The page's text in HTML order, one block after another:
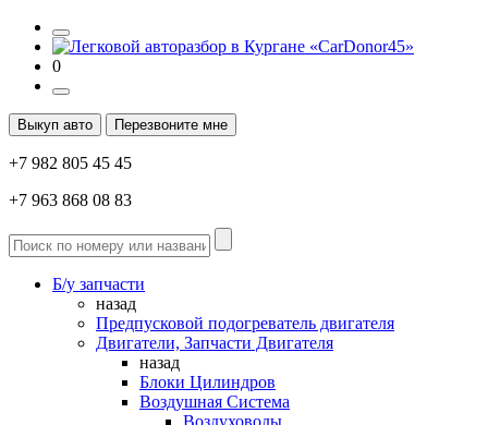
0
Выкуп авто Перезвоните мне
+7 982 805 45 45
+7 963 868 08 83
Б/у запчасти
назад
Предпусковой подогреватель двигателя
Двигатели, Запчасти Двигателя
назад
Блоки Цилиндров
Воздушная Система
Воздуховоды